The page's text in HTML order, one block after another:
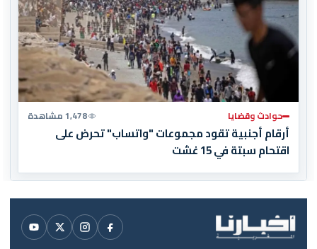
حوادث وقضايا 1,478 مشاهدة
أرقام أجنبية تقود مجموعات "واتساب" تحرض على
اقتحام سبتة في 15 غشت